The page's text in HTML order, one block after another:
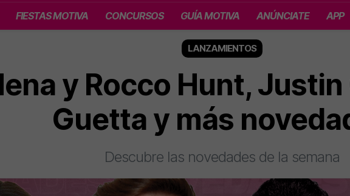
FIESTAS MOTIVA CONCURSOS GUÍA MOTIVA ANÚNCIATE APP
LANZAMIENTOS
y Rocco Hunt,
Guetta y más
Descubre las novedades de la semana